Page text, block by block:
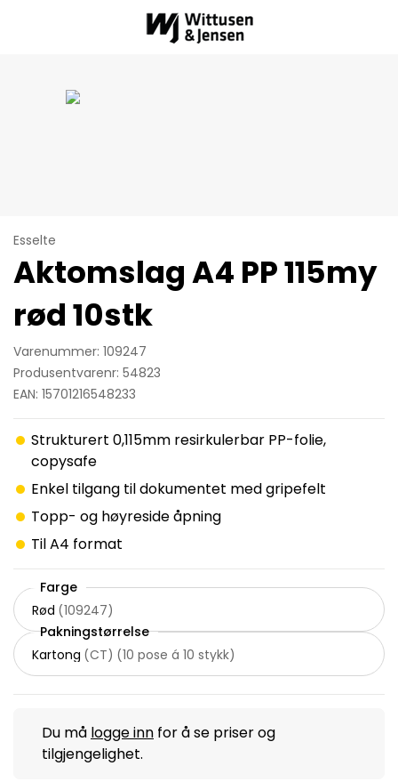
Esselte
Aktomslag A4 PP 115my
rød 10stk
Varenummer: 109247
Produsentvarenr: 54823
EAN: 15701216548233
Strukturert 0,115mm resirkulerbar PP-folie,
copysafe
Enkel tilgang til dokumentet med gripefelt
Topp- og høyreside åpning
Til A4 format
Farge
Rød (109247)
Pakningstørrelse
Kartong (CT) (10 pose á 10 stykk)
Du må logge inn for å se priser og
tilgjengelighet.